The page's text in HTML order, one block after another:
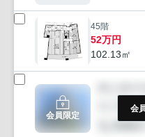
45階
52万円
102.13㎡
会員限定
会